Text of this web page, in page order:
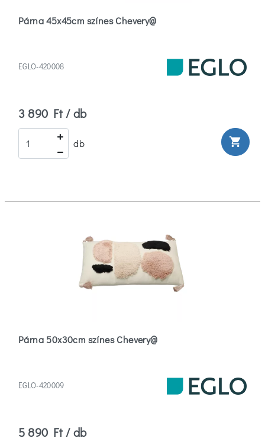
Párna 45x45cm színes Chevery@
EGLO-420008
3 890 Ft / db
db shopping_cart
Párna 50x30cm színes Chevery@
EGLO-420009
5 890 Ft / db